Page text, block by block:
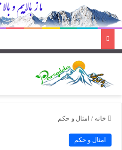
خانه / امثال و حکم
امثال و حکم